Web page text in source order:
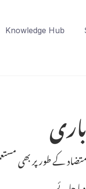
Knowledge Hub
کے طور پر بھی